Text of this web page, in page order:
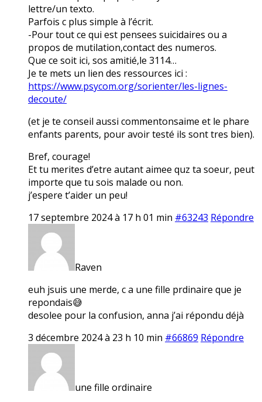
lettre/un texto.
Parfois c plus simple à l’écrit.
-Pour tout ce qui est pensees suicidaires ou a
propos de mutilation,contact des numeros.
Que ce soit ici, sos amitié,le 3114…
Je te mets un lien des ressources ici :
https://www.psycom.org/sorienter/les-lignes-
decoute/
(et je te conseil aussi commentonsaime et le phare
enfants parents, pour avoir testé ils sont tres bien).
Bref, courage!
Et tu merites d’etre autant aimee quz ta soeur, peut
importe que tu sois malade ou non.
j’espere t’aider un peu!
17 septembre 2024 à 17 h 01 min #63243 Répondre
Raven
euh jsuis une merde, c a une fille prdinaire que je
repondais😅
desolee pour la confusion, anna j’ai répondu déjà
3 décembre 2024 à 23 h 10 min #66869 Répondre
une fille ordinaire